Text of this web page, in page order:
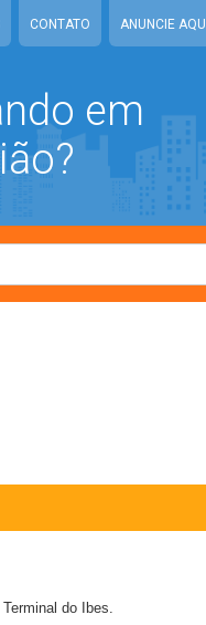
CONTATO ANUNCIE AQUI
em
do Ibes.